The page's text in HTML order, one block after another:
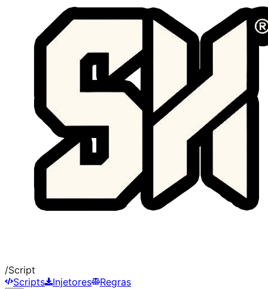
/Script
Scripts
Injetores Regras